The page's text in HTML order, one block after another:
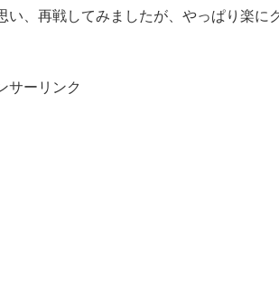
、再戦してみましたが、やっぱり楽に
サーリンク